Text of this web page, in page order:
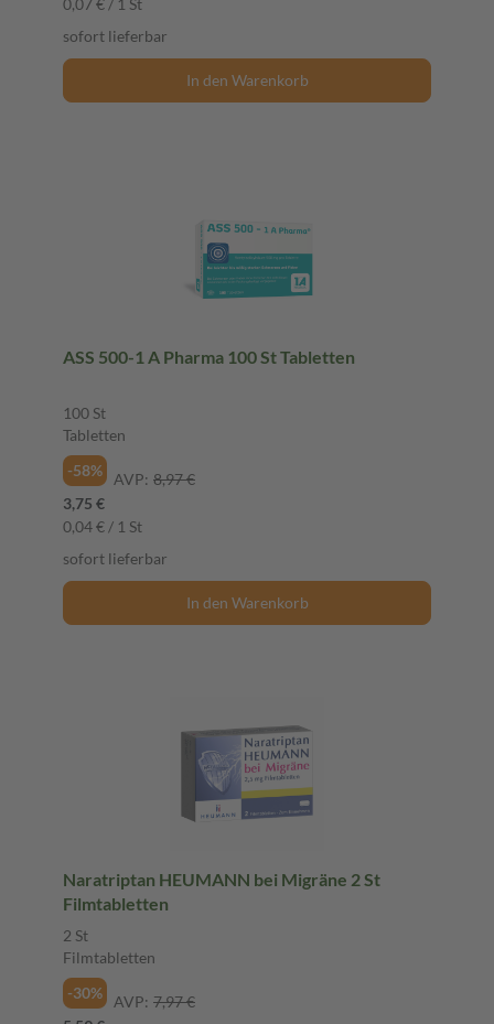
sofort lieferbar
In den Warenkorb
ASS 500-1 A Pharma 100 St Tabletten
100 St
Tabletten
-58%
AVP: 8,97 €
3,75 €
0,04 € / 1 St
sofort lieferbar
In den Warenkorb
Naratriptan HEUMANN bei Migräne 2 St
Filmtabletten
2 St
Filmtabletten
-30%
AVP: 7,97 €